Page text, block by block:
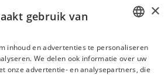
00 32 11 780041
GERMAN
×
gebruik van
inhoud en advertenties te personaliseren
We delen ook informatie over uw
onze advertentie- en analysepartners, die